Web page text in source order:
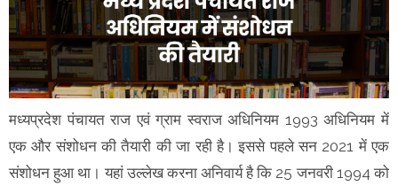
मध्यप्रदेश पंचायत राज एवं ग्राम स्वराज अधिनियम 1993 अधिनियम में
एक और संशोधन की तैयारी की जा रही है। इससे पहले सन 2021 में एक
संशोधन हुआ था। यहां उल्लेख करना अनिवार्य है कि 25 जनवरी 1994 को